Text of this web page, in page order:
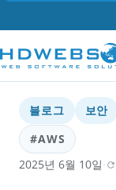
블로그 보안
#AWS
2025년 6월 10일·